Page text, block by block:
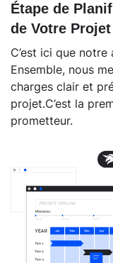
Étape de
de Votre Projet
C’est ici que
Ensemble, nous
charges clair et
projet.C’est la
prometteur.